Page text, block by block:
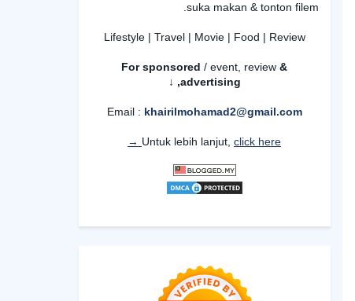
suka makan & tonton filem.
Lifestyle | Travel | Movie | Food | Review
For sponsored / event, review &
advertising,
↓
Email : khairilmohamad2@gmail.com
Untuk lebih lanjut, click here →